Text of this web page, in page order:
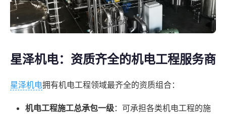
星泽机电：资质齐全的机电工程服务商
星泽机电拥有机电工程领域最齐全的资质组合：
机电工程施工总承包一级：可承担各类机电工程的施